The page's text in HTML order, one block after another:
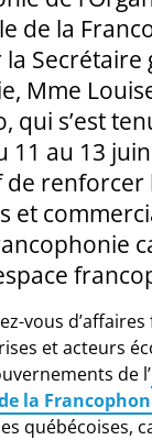
de la
Secrétaire
Mme
qui s’est
11 au 13
renforcer
et
vous
et acteurs
de l’
la
québécoises,